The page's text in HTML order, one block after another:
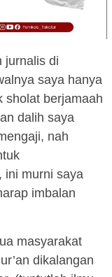
jurnalis di
saya hanya
sholat berjamaah
dalih saya
nah
ini murni saya
imbalan
masyarakat
dikalangan